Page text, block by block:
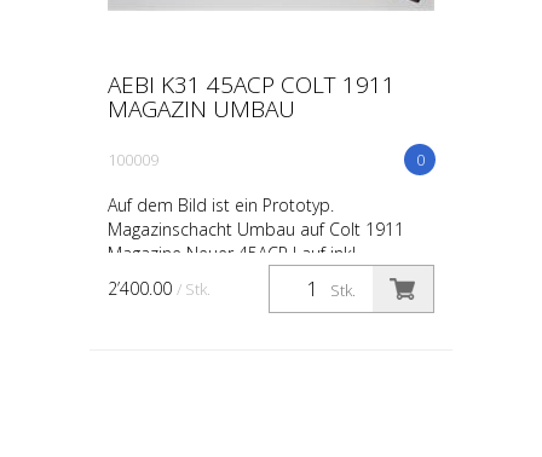
AEBI K31 45ACP COLT 1911
MAGAZIN UMBAU
0
100009
Auf dem Bild ist ein Prototyp.
Magazinschacht Umbau auf Colt 1911
Magazine Neuer 45ACP Lauf inkl.
Mündungsbremse Schaft überarbeiten,
schleiffen und behandeln Korn Auflöt...
Stk.
2’400.00 / Stk.